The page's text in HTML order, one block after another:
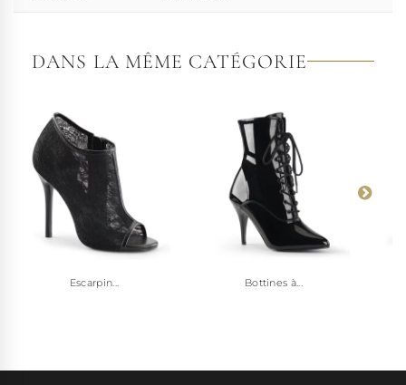
DANS LA MÊME CATÉGORIE
Escarpin... Bottines à...